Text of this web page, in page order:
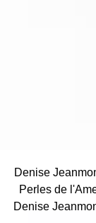
Denise
Perles de
Denise